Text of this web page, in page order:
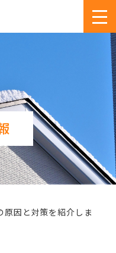
因と対策を紹介しま